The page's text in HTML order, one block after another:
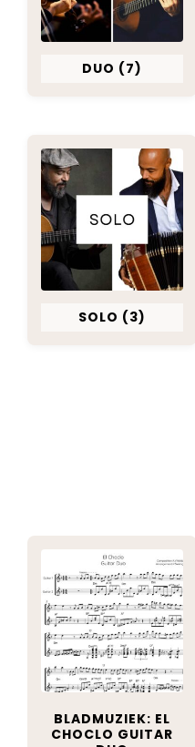
DUO (7)
SOLO (3)
BLADMUZIEK: EL
CHOCLO GUITAR